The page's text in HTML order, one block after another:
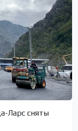
Ларс сняты